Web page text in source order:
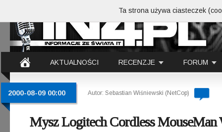
AKTUALNOŚCI RECENZJE FORUM
2000-08-09 00:00 Autor: Sebastian Wiśniewski (NetCop)
Mysz Logitech Cordless MouseMan
Ta strona używa ciasteczek